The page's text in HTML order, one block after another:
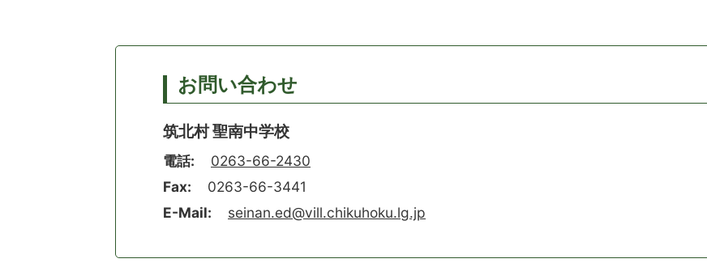
お問い合わせ
筑北村 聖南中学校
電話:
0263-66-2430
Fax:
0263-66-3441
E-Mail:
seinan.ed@vill.chikuhoku.lg.jp